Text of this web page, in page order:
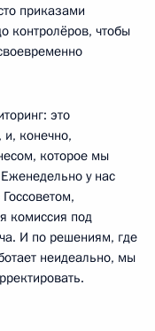
приказами
контролёров, чтобы
это
и, конечно,
которое мы
у нас
комиссия под
И по решениям, где
неидеально, мы